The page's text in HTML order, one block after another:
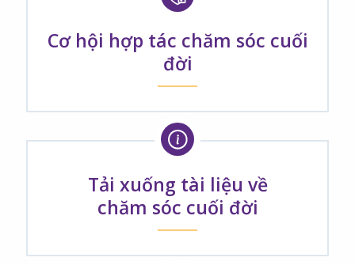
Cơ hội hợp tác chăm sóc cuối
đời
Tải xuống tài liệu về
chăm sóc cuối đời